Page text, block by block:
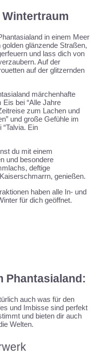
in einem Meer
glänzende Straßen,
und lass dich von
Auf der
auf der glitzernden
märchenhafte
bei “Alle Jahre
zum Lachen und
und große Gefühle im
Ein
du mit einem
und besondere
deftige
genießen.
haben alle In- und
für dich geöffnet.
Phantasialand:
auch was für den
und Imbisse sind perfekt
und bieten dir auch
Welten.